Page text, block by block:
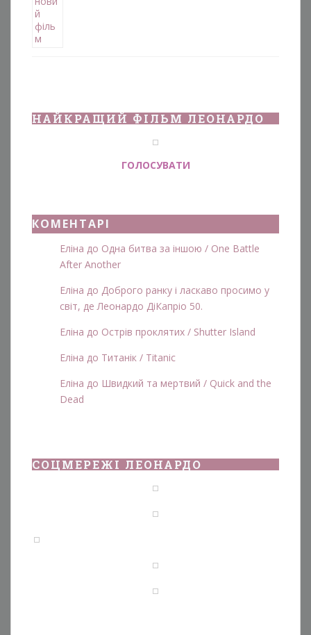
НАЙКРАЩИЙ ФІЛЬМ ЛЕОНАРДО
ГОЛОСУВАТИ
КОМЕНТАРІ
Еліна до Одна битва за іншою / One Battle
After Another
Еліна до Доброго ранку і ласкаво просимо у
світ, де Леонардо ДіКапріо 50.
Еліна до Острів проклятих / Shutter Island
Еліна до Титанік / Titanic
Еліна до Швидкий та мертвий / Quick and the
Dead
СОЦМЕРЕЖІ ЛЕОНАРДО